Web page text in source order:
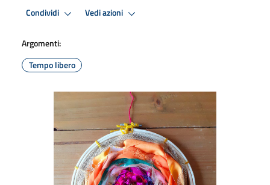
Condividi Vedi azioni
Argomenti:
Tempo libero